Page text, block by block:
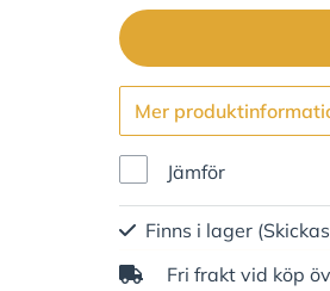
Mer
Jämför
Finns i lager
Fri frakt vid köp